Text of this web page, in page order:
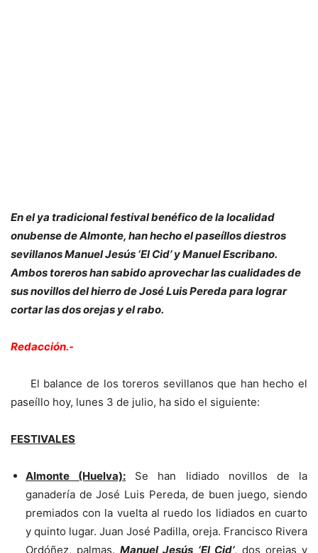
En el ya tradicional festival benéfico de la localidad
onubense de Almonte, han hecho el paseíllos diestros
sevillanos Manuel Jesús ‘El Cid’ y Manuel Escribano.
Ambos toreros han sabido aprovechar las cualidades de
sus novillos del hierro de José Luis Pereda para lograr
cortar las dos orejas y el rabo.
Redacción.-
El balance de los toreros sevillanos que han hecho el
paseíllo hoy, lunes 3 de julio, ha sido el siguiente:
FESTIVALES
Almonte (Huelva): Se han lidiado novillos de la
ganadería de José Luis Pereda, de buen juego, siendo
premiados con la vuelta al ruedo los lidiados en cuarto
y quinto lugar. Juan José Padilla, oreja. Francisco Rivera
Ordóñez, palmas.Manuel Jesús ‘El Cid’, dos orejas y